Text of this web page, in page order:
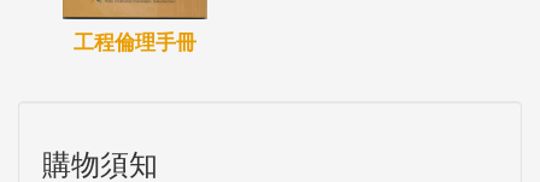
工程倫理手冊
購物須知